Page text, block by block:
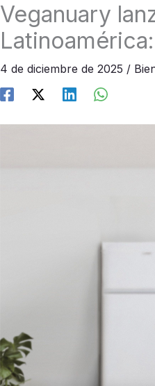
Veganuary
4 de diciembre de 2025 /